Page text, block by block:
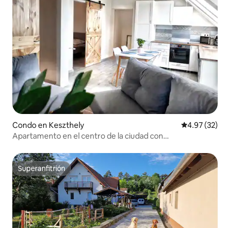
Condo en Keszthely Calificación
4.97 (32)
Apartamento en el centro de la ciudad con
Superanfitrión
Superanfitrión